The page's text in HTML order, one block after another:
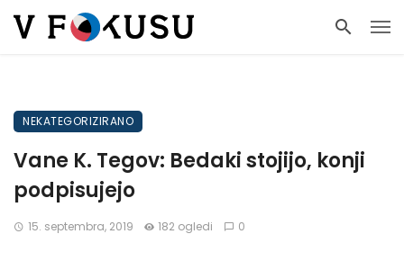
NEKATEGORIZIRANO
Vane K. Tegov: Bedaki stojijo, konji
podpisujejo
15. septembra, 2019 182 ogledi 0